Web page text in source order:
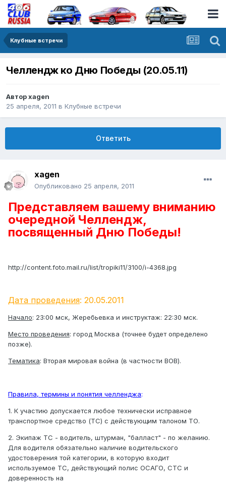
Клубные встречи
Челлендж ко Дню Победы (20.05.11)
Авторxagen
25 апреля, 2011 в Клубные встречи
Ответить
xagen
Опубликовано 25 апреля, 2011
Представляем вашему вниманию
очередной Челлендж,
посвященный Дню Победы!
http://content.foto.mail.ru/list/tropiki11/3100/i-4368.jpg
Дата проведения: 20.05.2011
Начало: 23:00 мск, Жеребьевка и инструктаж: 22:30 мск.
Место проведения: город Москва (точнее будет определено
позже).
Тематика: Вторая мировая война (в частности ВОВ).
Правила, термины и понятия челленджа:
1. К участию допускается любое технически исправное
транспортное средство (ТС) с действующим талоном ТО.
2. Экипаж ТС - водитель, штурман, "балласт" - по желанию.
Для водителя обязательно наличие водительского
удостоверения той категории, в которую входит
используемое ТС, действующий полис ОСАГО, СТС и
доверенность на